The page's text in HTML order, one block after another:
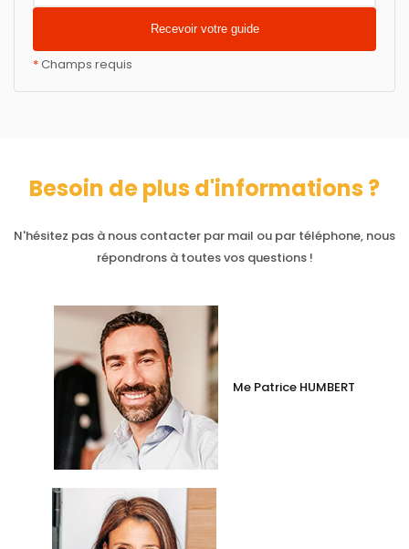
*Champs requis
Besoin de plus d'informations ?
N'hésitez pas à nous contacter par mail ou par téléphone, nous
répondrons à toutes vos questions !
Me Patrice HUMBERT